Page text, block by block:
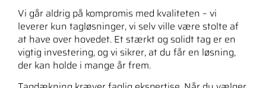
Vi går aldrig på kompromis med kvaliteten – vi
leverer kun tagløsninger, vi selv ville være stolte af
at have over hovedet. Et stærkt og solidt tag er en
vigtig investering, og vi sikrer, at du får en løsning,
der kan holde i mange år frem.